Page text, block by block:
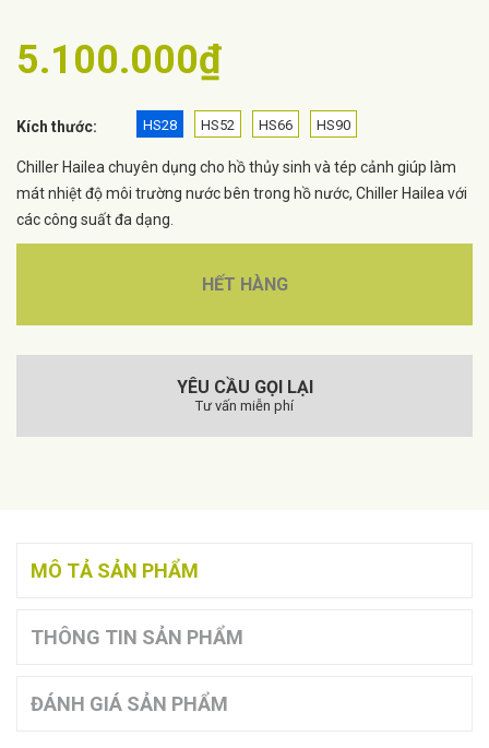
5.100.000₫
Kích thước: HS28 HS52 HS66 HS90
Chiller Hailea chuyên dụng cho hồ thủy sinh và tép cảnh giúp làm
mát nhiệt độ môi trường nước bên trong hồ nước, Chiller Hailea với
các công suất đa dạng.
HẾT HÀNG
YÊU CẦU GỌI LẠI
Tư vấn miễn phí
MÔ TẢ SẢN PHẨM
THÔNG TIN SẢN PHẨM
ĐÁNH GIÁ SẢN PHẨM